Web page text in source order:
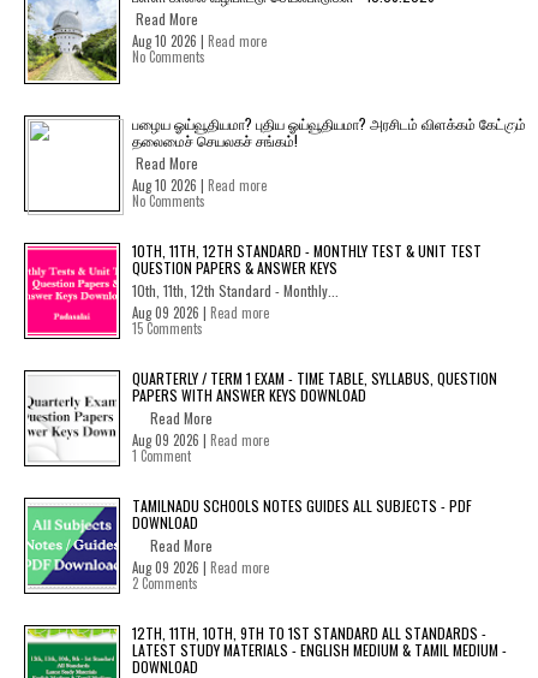
Read More
Aug 10 2026 | Read more
No Comments
பழைய ஓய்வூதியமா? புதிய ஓய்வூதியமா? அரசிடம் விளக்கம் கேட்கும்
தலைமைச் செயலகச் சங்கம்!
Read More
Aug 10 2026 | Read more
No Comments
10TH, 11TH, 12TH STANDARD - MONTHLY TEST & UNIT TEST
QUESTION PAPERS & ANSWER KEYS
10th, 11th, 12th Standard - Monthly...
Aug 09 2026 | Read more
15 Comments
QUARTERLY / TERM 1 EXAM - TIME TABLE, SYLLABUS, QUESTION
PAPERS WITH ANSWER KEYS DOWNLOAD
Read More
Aug 09 2026 | Read more
1 Comment
TAMILNADU SCHOOLS NOTES GUIDES ALL SUBJECTS - PDF
DOWNLOAD
Read More
Aug 09 2026 | Read more
2 Comments
12TH, 11TH, 10TH, 9TH TO 1ST STANDARD ALL STANDARDS -
LATEST STUDY MATERIALS - ENGLISH MEDIUM & TAMIL MEDIUM -
DOWNLOAD